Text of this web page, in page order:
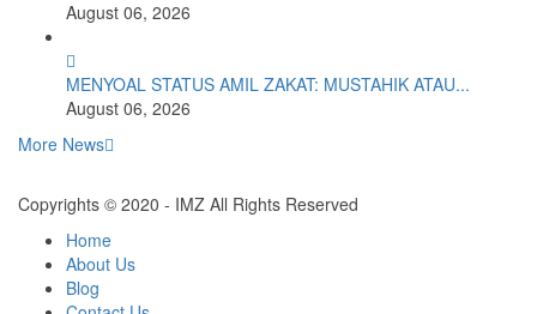
August 06, 2026
MENYOAL STATUS AMIL ZAKAT: MUSTAHIK ATAU...
August 06, 2026
More News
Copyrights © 2020 - IMZ All Rights Reserved
Home
About Us
Blog